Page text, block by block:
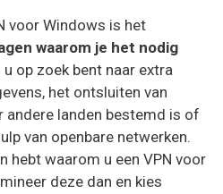
voor Windows is het
waarom je het nodig
op zoek bent naar extra
het ontsluiten van
andere landen bestemd is of
van openbare netwerken.
hebt waarom u een VPN voor
deze dan en kies